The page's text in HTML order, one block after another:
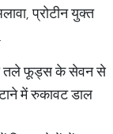
प्रोटीन युक्त
तले फूड्स के सेवन से
में रुकावट डाल